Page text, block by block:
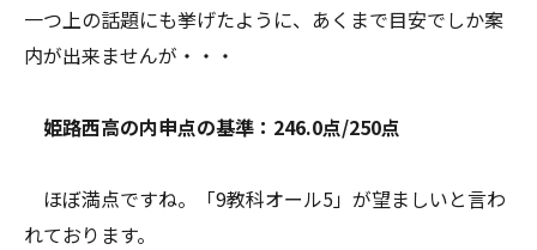
一つ上の話題にも挙げたように、あくまで目安でしか案
内が出来ませんが・・・
姫路西高の内申点の基準：246.0点/250点
ほぼ満点ですね。「9教科オール5」が望ましいと言わ
れております。